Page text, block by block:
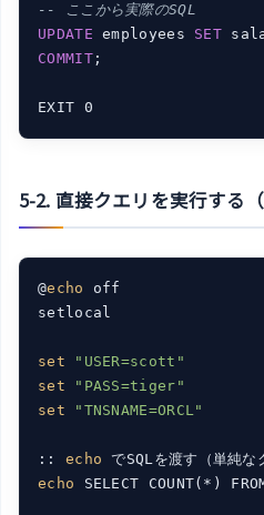
-- ここから実際のSQL
UPDATE employees SET
COMMIT;
5-2. 直接クエリを実行する
@echo
off
setlocal
set
"USER=scott"
set
"PASS=tiger"
set
"TNSNAME=ORCL"
:: echo
echo SELECT COUNT(*)